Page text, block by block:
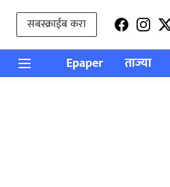
सबस्क्राईब करा
Epaper ताज्या